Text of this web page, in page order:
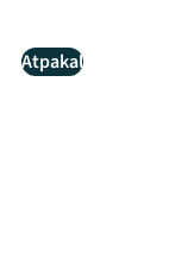
Atpakaļ